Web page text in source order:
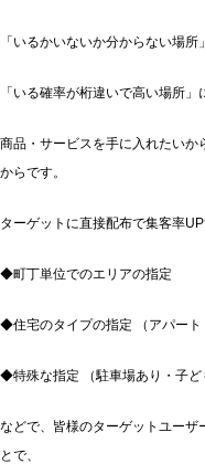
「いるかいないか分からない場所
「いる確率が桁違いで高い場所
商品・サービスを手に入れたいか
からです。
ターゲットに直接配布で集客率
◆町丁単位でのエリアの指定
◆住宅のタイプの指定 （アパート
◆特殊な指定 （駐車場あり・子ど
などで、皆様のターゲットユーザ
とで、